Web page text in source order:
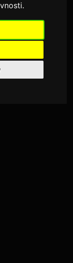
Mám
:) Ráda
hvězdami.